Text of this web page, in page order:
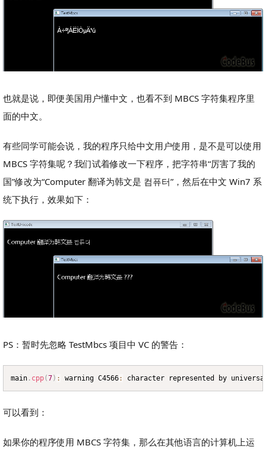
也就是说，即便美国用户懂中文，也看不到 MBCS 字符集程序里
面的中文。
有些同学可能会说，我的程序只给中文用户使用，是不是可以使用
MBCS 字符集呢？我们试着修改一下程序，把字符串“厉害了我的
国”修改为“Computer 翻译为韩文是 컴퓨터”，然后在中文 Win7 系
统下执行，效果如下：
PS：暂时先忽略 TestMbcs 项目中 VC 的警告：
main . cpp(7) : warning C4566: character represented by Copy
可以看到：
如果你的程序使用 MBCS 字符集，那么在其他语言的计算机上运